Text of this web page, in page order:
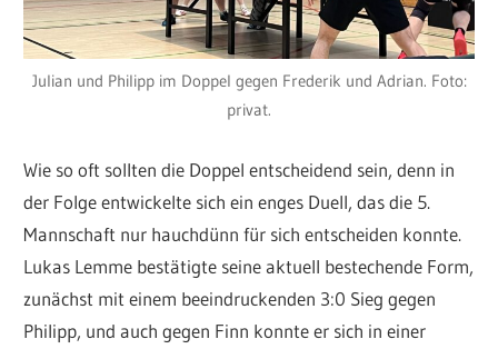
Julian und Philipp im Doppel gegen Frederik und Adrian. Foto:
privat.
Wie so oft sollten die Doppel entscheidend sein, denn in
der Folge entwickelte sich ein enges Duell, das die 5.
Mannschaft nur hauchdünn für sich entscheiden konnte.
Lukas Lemme bestätigte seine aktuell bestechende Form,
zunächst mit einem beeindruckenden 3:0 Sieg gegen
Philipp, und auch gegen Finn konnte er sich in einer